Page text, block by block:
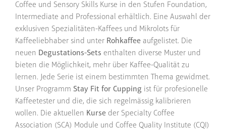
Coffee und Sensory Skills Kurse in den Stufen Foundation,
Intermediate and Professional erhältlich. Eine Auswahl der
exklusiven Spezialitäten-Kaffees und Mikrolots für
Kaffeeliebhaber sind unter Rohkaffee aufgelistet. Die
neuen Degustations-Sets enthalten diverse Muster und
bieten die Möglichkeit, mehr über Kaffee-Qualität zu
lernen. Jede Serie ist einem bestimmten Thema gewidmet.
Unser Programm Stay Fit for Cupping ist für profesionelle
Kaffeetester und die, die sich regelmässig kalibrieren
wollen. Die aktuellen Kurse der Specialty Coffee
Association (SCA) Module und Coffee Quality Institute (CQI)